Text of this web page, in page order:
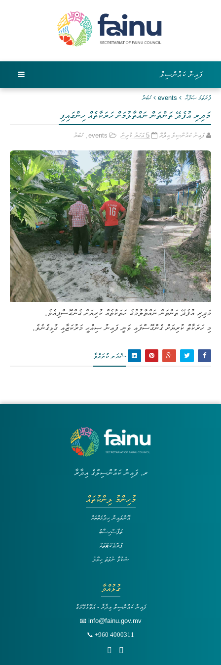
ފައިނު ކައުންސިލް
ފުރަތަމަ ޞަފްޙާ events ޚަބަރު
މަދިރި ‏އުފެދޭ ‏ތަންތަން ‏ނައްތާލުމަށް ‏ހަރަކާތެއް ‏ހިންގައިފި
ފައިނު ކައުންސިލް އިދާރާ 5 އަހަރު ކުރިން events
,ޚަބަރު
މަދިރި އުފެދޭ ތަންތަން ނައްތާލުމުގެ ހަތަކާތެއް ކުރިޔަށް ގެންގޮސްފިއެވެ.
މި ހަރަކާތް ކުރިޔަށް ގެންގޮސްފައި ވަނީ ފައިނު ޞިއްޙީ މަރުކަޒާއި ގުޅިގެނެވެ.
ޝެއަރ ކުރައްވާ
ރ. ފައިނު ކައުންސިލްގެ އިދާރާ
މުހިންމު ލިންކުތައް
އޮންލައިން ހިދުމަތްތައް
ތަފާސްހިސާބު
ޕްރޮޖެކްޓްތައް
ޝަކުވާ ނުވަތަ ހިޔާލު
ގުޅުއްވާ
ފައިނު ކައުންސިލް އިދާރާ - އަތޮޅުގޭމަގު
📧 info@fainu.gov.mv
📞 +960 4000311